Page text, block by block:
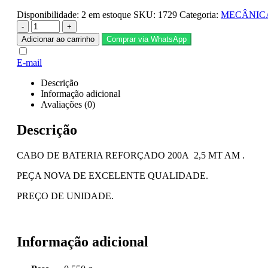
Disponibilidade: 2 em estoque SKU: 1729 Categoria:
-
+
Adicionar ao carrinho
Comprar via WhatsApp
E-mail
Descrição
Informação adicional
Avaliações (0)
Descrição
CABO DE BATERIA REFORÇADO 200A 2,5 MT AM .
PEÇA NOVA DE EXCELENTE QUALIDADE.
PREÇO DE UNIDADE.
Informação adicional